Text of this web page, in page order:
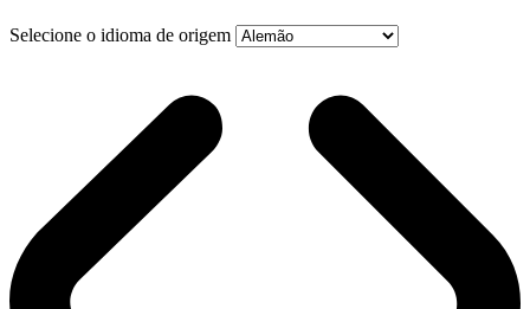
Selecione o idioma de origem